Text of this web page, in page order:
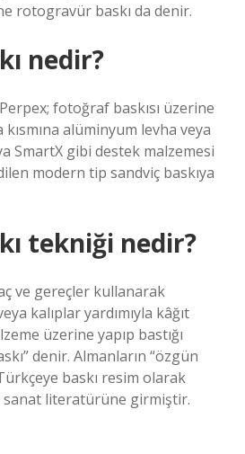
rotogravür baskı da denir.
nedir?
fotoğraf baskısı üzerine
alüminyum levha veya
SmartX gibi destek malzemesi
modern tip sandviç baskıya
tekniği nedir?
ve gereçler kullanarak
kalıplar yardımıyla kâğıt
üzerine yapıp bastığı
denir. Almanların “özgün
baskı resim olarak
sanat literatürüne girmiştir.